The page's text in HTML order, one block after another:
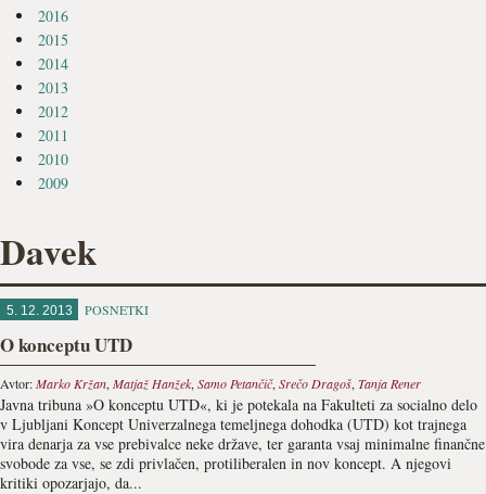
2016
2015
2014
2013
2012
2011
2010
2009
Davek
5. 12. 2013 POSNETKI
O konceptu UTD
Avtor:Marko Kržan, Matjaž Hanžek, Samo Petančič, Srečo Dragoš, Tanja Rener
Javna tribuna »O konceptu UTD«, ki je potekala na Fakulteti za socialno delo
v Ljubljani Koncept Univerzalnega temeljnega dohodka (UTD) kot trajnega
vira denarja za vse prebivalce neke države, ter garanta vsaj minimalne finančne
svobode za vse, se zdi privlačen, protiliberalen in nov koncept. A njegovi
kritiki opozarjajo, da...